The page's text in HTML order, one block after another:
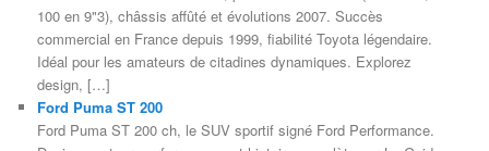
100 en 9"3), châssis affûté et évolutions 2007. Succès
commercial en France depuis 1999, fiabilité Toyota légendaire.
Idéal pour les amateurs de citadines dynamiques. Explorez
design, […]
Ford Puma ST 200
Ford Puma ST 200 ch, le SUV sportif signé Ford Performance.